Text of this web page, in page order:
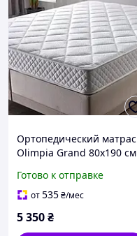
Ортопедический матрас
Olimpia Grand 80х190 см
Готово к отправке
от535₴/мес
5 350₴